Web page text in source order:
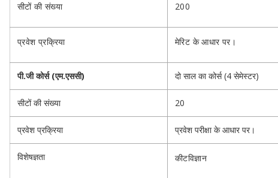
सीटों की संख्या 200
प्रवेश प्रक्रिया मेरिट के आधार पर।
पी.जी कोर्स (एम.एससी) दो साल का कोर्स (4 सेमेस्टर)
सीटों की संख्या 20
प्रवेश प्रक्रिया प्रवेश परीक्षा के आधार पर।
विशेषज्ञता कीटविज्ञान